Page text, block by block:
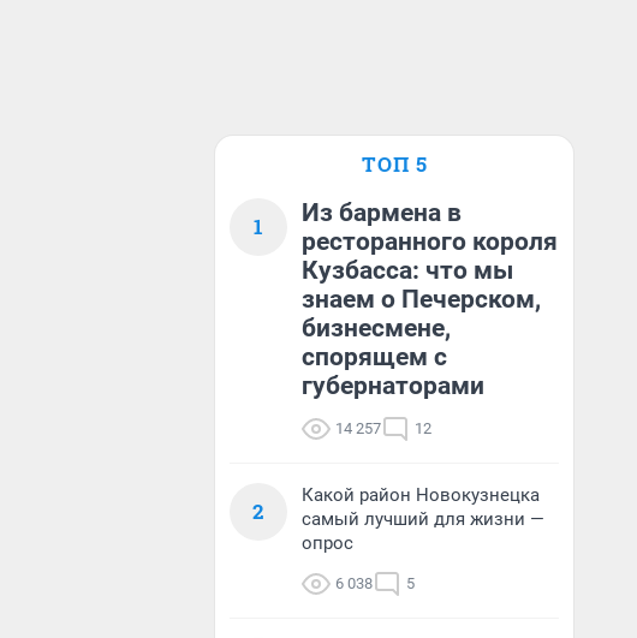
ТОП 5
1
Из бармена в
ресторанного короля
Кузбасса: что мы
знаем о Печерском,
бизнесмене,
спорящем с
губернаторами
14 257 12
2
Какой район Новокузнецка
самый лучший для жизни —
опрос
6 038 5